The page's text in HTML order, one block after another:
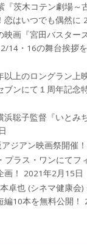
茨木コテン劇場～
恋はいつでも偶然に
映画『宮田バスター
14・16の舞台挨拶
以上のロングラン上
ブンにて１周年記念
浜聡子監督『いとみ
ジアン映画祭開催！
ラス・ワンにてフ
！
2021年2月15日
卓也 (シネマ健康会
10本を無料公開！